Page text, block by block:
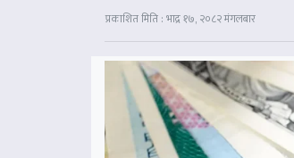
प्रकाशित मिति : भाद्र १७, २०८२ मंगलबार